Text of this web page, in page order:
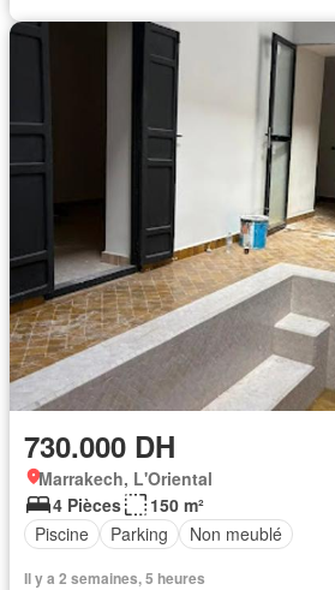
730.000 DH
Marrakech, L'Oriental
4 Pièces
150 m²
Piscine
Parking Non meublé
Il y a 2 semaines, 5 heures